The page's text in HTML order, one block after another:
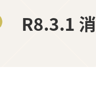
R8.3.1